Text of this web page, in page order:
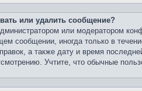
или удалить сообщение?
или модератором
сообщении, иногда только в
а также дату и время
Учтите, что обычные